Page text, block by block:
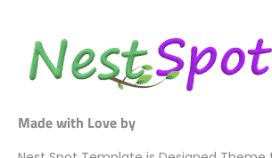
Made with Love by